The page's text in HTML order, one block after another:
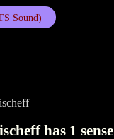
Sound)
has 1 sense